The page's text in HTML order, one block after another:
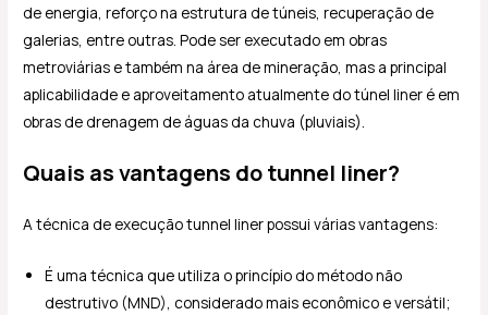
de energia, reforço na estrutura de túneis, recuperação de
galerias, entre outras. Pode ser executado em obras
metroviárias e também na área de mineração, mas a principal
aplicabilidade e aproveitamento atualmente do túnel liner é em
obras de drenagem de águas da chuva (pluviais).
Quais as vantagens do tunnel liner?
A técnica de execução tunnel liner possui várias vantagens:
É uma técnica que utiliza o princípio do método não
destrutivo (MND), considerado mais econômico e versátil;